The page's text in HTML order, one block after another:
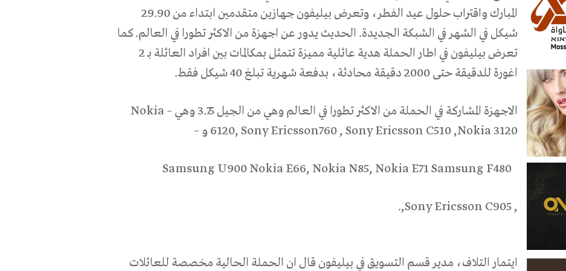
المبارك واقتراب حلول عيد الفطر، وتعرض بيليفون جهازين متقدمين ابتداء من 29.90
شيكل في الشهر في الشبكة الجديدة. الحديث يدور عن اجهزة من الاكثر تطورا في العالم. كما
تعرض بيليفون في اطار الحملة هدية عائلية مميزة تتمثل بمكالمات بين افراد العائلة بـ 2
اغورة للدقيقة حتى 2000 دقيقة محادثة، بدفعة شهرية تبلغ 40 شيكل فقط.
الاجهزة المشاركة في الحملة من الاكثر تطورا في العالم وهي من الجيل 3.75 وهي –
Nokia
6120, Sony Ericsson760 , Sony Ericsson C510 ,Nokia 3120 و –
Samsung U900 Nokia E66, Nokia N85, Nokia E71 Samsung F480
,
Sony Ericsson C905
,.
ايتمار التلاف، مدير قسم التسويق في بيليفون قال ان الحملة الحالية مخصصة للعائلات